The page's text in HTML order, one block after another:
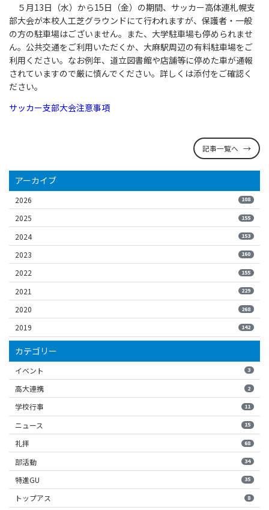
５月13日（水）から15日（金）の期間、サッカー高体連札幌支
部大会が本校人工芝グラウンドにて行われますが、保護者・一般
の方の駐車場はございません。また、大学駐車場も停められませ
ん。公共交通をご利用いただくか、大麻駅周辺の有料駐車場をご
利用ください。なお例年、道立図書館や店舗等に停めた車が通報
されていますので厳に慎んでください。詳しくは添付をご確認く
ださい。
サッカー支部大会注意事項
記事一覧へ
アーカイブ
2026 108
2025 155
2024 153
2023 160
2022 155
2021 229
2020 268
2019 142
カテゴリー
イベント 3
高大連携 2
学校行事 11
ニュース 15
礼拝 68
部活動 34
特進GU 35
トップアス 8